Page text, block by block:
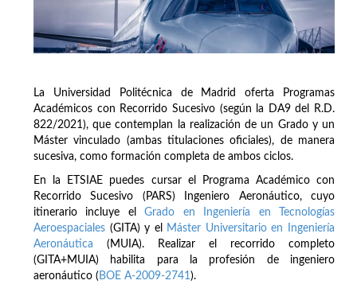
La Universidad Politécnica de Madrid oferta Programas
Académicos con Recorrido Sucesivo (según la DA9 del R.D.
822/2021), que contemplan la realización de un Grado y un
Máster vinculado (ambas titulaciones oficiales), de manera
sucesiva, como formación completa de ambos ciclos.
En la ETSIAE puedes cursar el Programa Académico con
Recorrido Sucesivo (PARS) Ingeniero Aeronáutico, cuyo
itinerario incluye elGrado en Ingeniería en Tecnologías
Aeroespaciales (GITA) y el
Máster Universitario en Ingeniería
Aeronáutica (MUIA). Realizar el recorrido completo
(GITA+MUIA) habilita para la profesión de ingeniero
aeronáutico ( BOE A-2009-2741).